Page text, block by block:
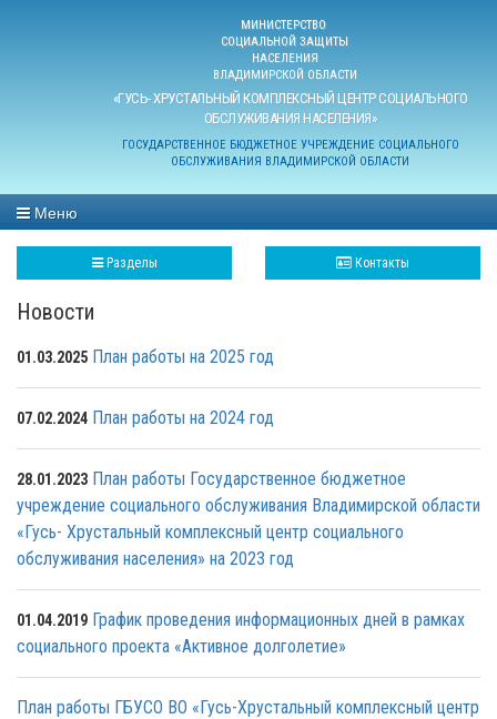
МИНИСТЕРСТВО
СОЦИАЛЬНОЙ ЗАЩИТЫ
НАСЕЛЕНИЯ
ВЛАДИМИРСКОЙ ОБЛАСТИ
«ГУСЬ- ХРУСТАЛЬНЫЙ КОМПЛЕКСНЫЙ ЦЕНТР СОЦИАЛЬНОГО
ОБСЛУЖИВАНИЯ НАСЕЛЕНИЯ»
ГОСУДАРСТВЕННОЕ БЮДЖЕТНОЕ УЧРЕЖДЕНИЕ СОЦИАЛЬНОГО
ОБСЛУЖИВАНИЯ ВЛАДИМИРСКОЙ ОБЛАСТИ
Меню
Разделы Контакты
Новости
01.03.2025 План работы на 2025 год
07.02.2024 План работы на 2024 год
28.01.2023 План работы Государственное бюджетное
учреждение социального обслуживания Владимирской области
«Гусь- Хрустальный комплексный центр социального
обслуживания населения» на 2023 год
01.04.2019 График проведения информационных дней в рамках
социального проекта «Активное долголетие»
План работы ГБУСО ВО «Гусь-Хрустальный комплексный центр